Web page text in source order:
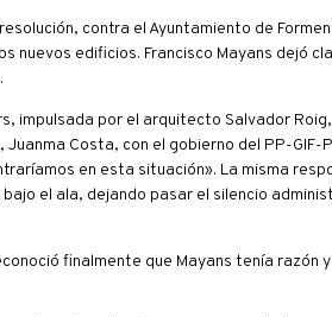
contra el Ayuntamiento de
nuevos edificios. Francisco Mayans dejó
impulsada por el arquitecto Salvador
Costa, con el gobierno del PP-GIF-
en esta situación». La misma
el ala, dejando pasar el silencio
finalmente que Mayans tenía razón